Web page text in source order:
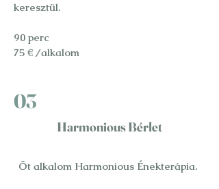
keresztül.
90 perc
75 € /alkalom
03
Harmonious Bérlet
Öt alkalom Harmonious Énekterápia.